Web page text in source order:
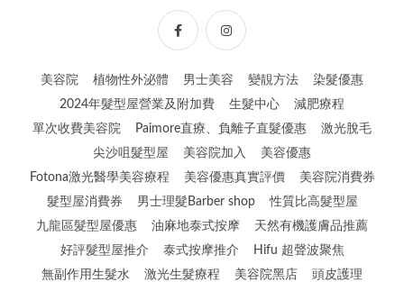
美容院 植物性外泌體 男士美容 變靚方法
染髮優惠
2024年髮型屋營業及附加費
生髮中心
減肥療程
單次收費美容院
Paimore直療、負離子直髮優惠
激光脫毛
尖沙咀髮型屋
美容院加入
美容優惠
Fotona激光醫學美容療程
美容優惠真實評價
美容院消費券
髮型屋消費券
男士理髮Barber shop
性質比高髮型屋
九龍區髮型屋優惠
油麻地泰式按摩
天然有機護膚品推薦
好評髮型屋推介
泰式按摩推介
Hifu 超聲波聚焦
無副作用生髮水
激光生髮療程 美容院黑店 頭皮護理